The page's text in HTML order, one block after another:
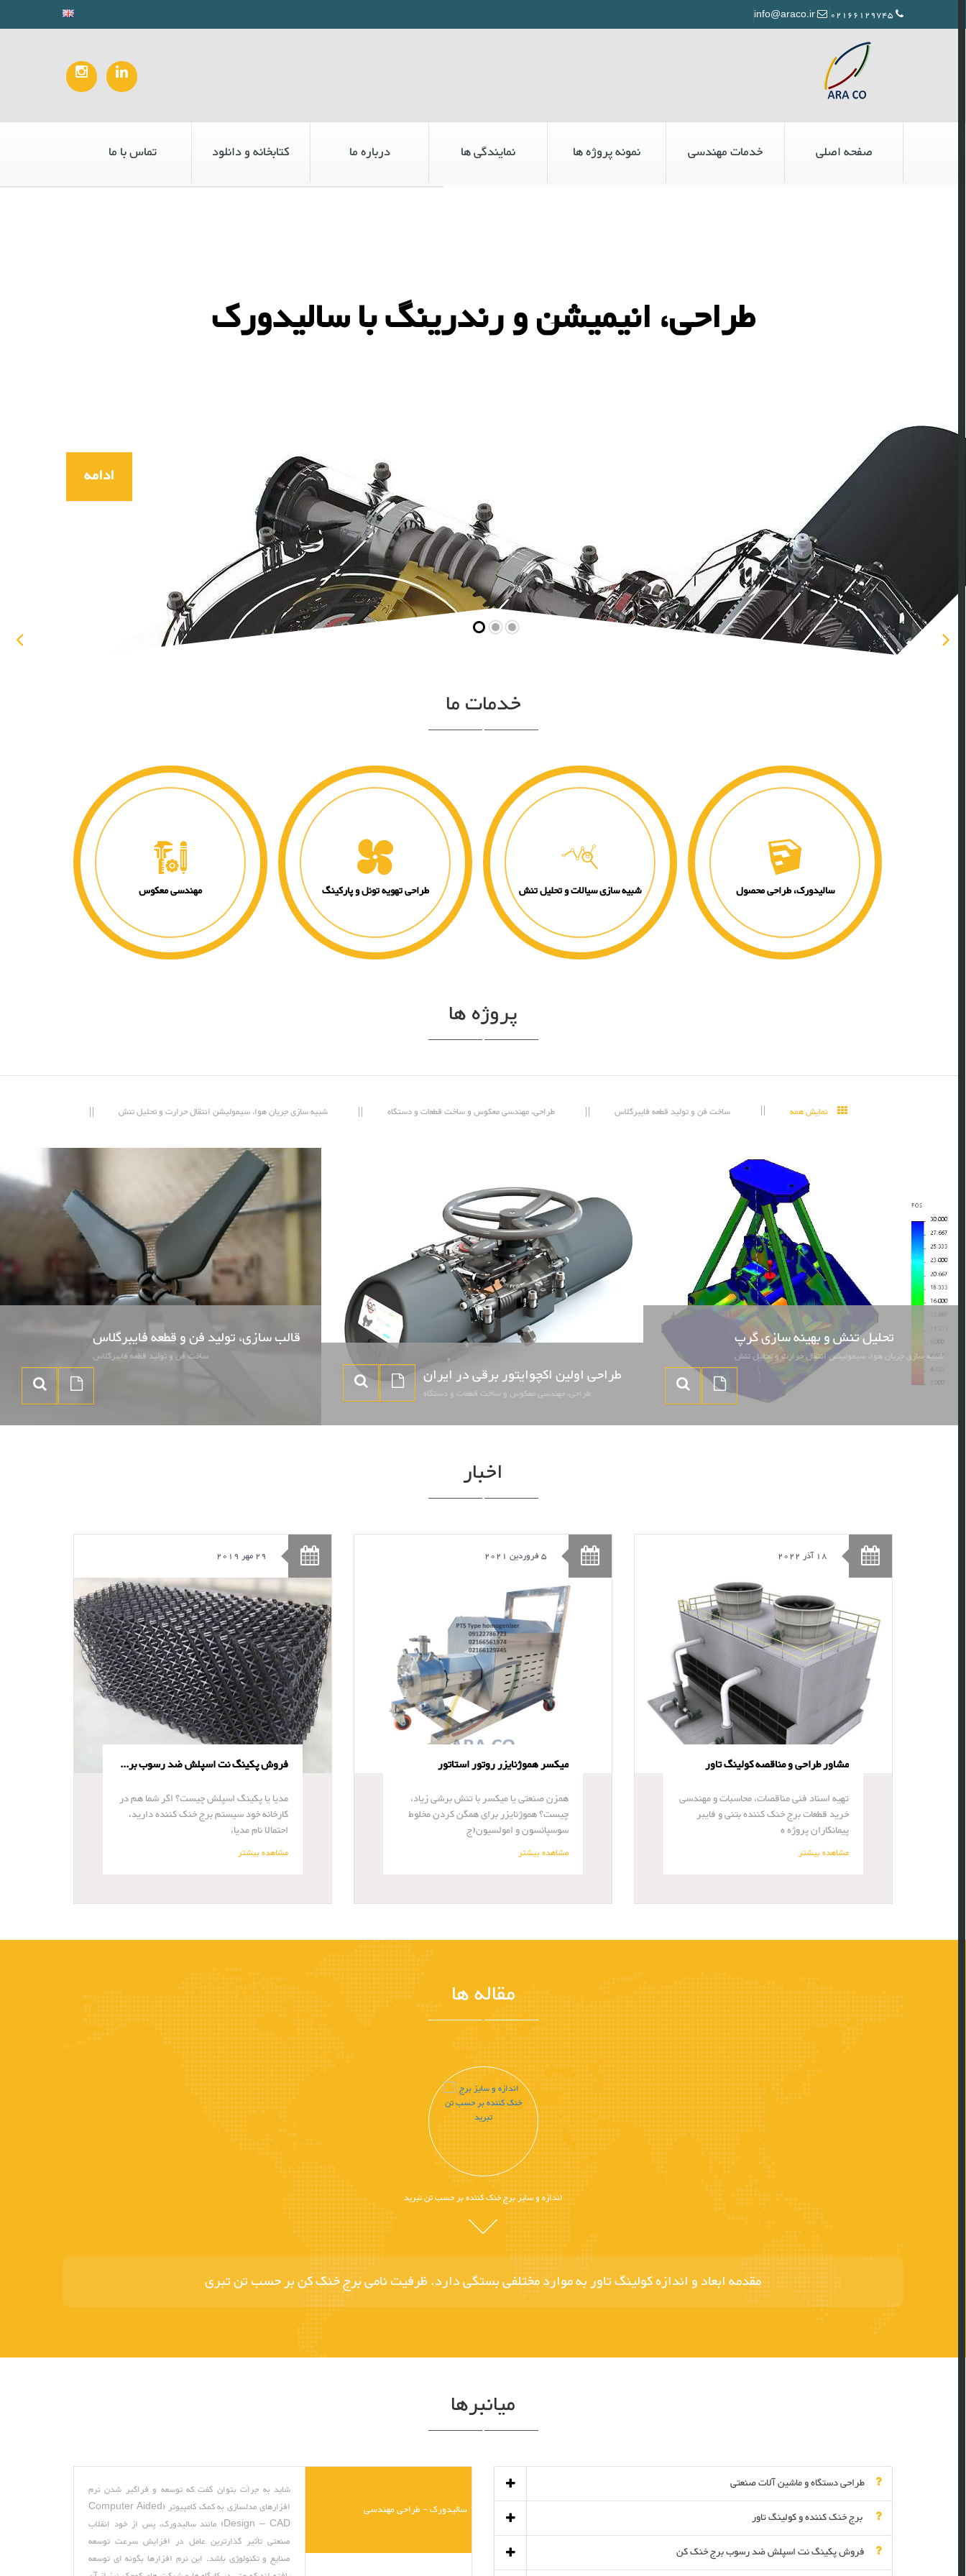
صفحه اصلی خدمات مهندسی نمونه پروژه ها نمایندگی ها درباره ما کتابخانه و دانلود تماس با ما
طراحی، انیمیشن و رندرینگ با سالیدورک
ادامه
خدمات ما
سالیدورک، طراحی محصول شبیه سازی سیالات و تحلیل تنش طراحی تهویه تونل و پارکینگ مهندسی معکوس
پروژه ها
نمایش همه ساخت فن و تولید قطعه فایبرگلاس طراحی، مهندسی معکوس و ساخت قطعات و دستگاه شبیه سازی جریان هوا، سیمولیشن انتقال حرارت و تحلیل تنش
قالب سازی، تولید فن و قطعه فایبرگلاس
ساخت فن و تولید قطعه فایبرگلاس
طراحی اولین اکچوایتور برقی در ایران
طراحی، مهندسی معکوس و ساخت قطعات و دستگاه
تحلیل تنش و بهینه سازی گرپ
شبیه سازی جریان هوا، سیمولیشن انتقال حرارت و تحلیل تنش
اخبار
18 آذر 2022
مشاور طراحی و مناقصه کولینگ تاور
تهیه اسناد فنی مناقصات، محاسبات و مهندسی
خرید قطعات برج خنک کننده بتنی و فایبر
پیمانکاران پروژه ه
مشاهده بیشتر
5 فروردین 2021
میکسر هموژنایزر روتور استاتور
همزن صنعتی یا میکسر با تنش برشی زیاد،
چیست؟ هموژنایزر برای همگن کردن مخلوط
سوسپانسون و امولسیون(ج
مشاهده بیشتر
29 مهر 2019
فروش پکینگ نت اسپلش ضد رسوب برج خنک کننده
مدیا یا پکینگ اسپلش چیست؟ اگر شما هم در
کارخانه خود سیستم برج خنک کننده دارید،
احتمالا نام مدیا،
مشاهده بیشتر
مقاله ها
اندازه و سایز برج خنک کننده بر حسب تن تبرید
مقدمه ابعاد و اندازه کولینگ تاور به موارد مختلفی بستگی دارد. ظرفیت نامی برج خنک کن بر حسب تن تبری
میانبرها
طراحی دستگاه و ماشین آلات صنعتی
برج خنک کننده و کولینگ تاور
فروش پکینگ نت اسپلش ضد رسوب برج خنک کن
سالیدورک - طراحی مهندسی
شاید به جرأت بتوان گفت که توسعه و فراگیر شدن نرم
افزارهای مدلسازی به کمک کامپیوتر (Computer Aided
Design – CAD) مانند سالیدورک، پس از خود انقلاب
صنعتی تأثیر گذارترین عامل در افزایش سرعت توسعه
صنایع و تکنولوژی باشد. این نرم افزارها بگونه ای توسعه